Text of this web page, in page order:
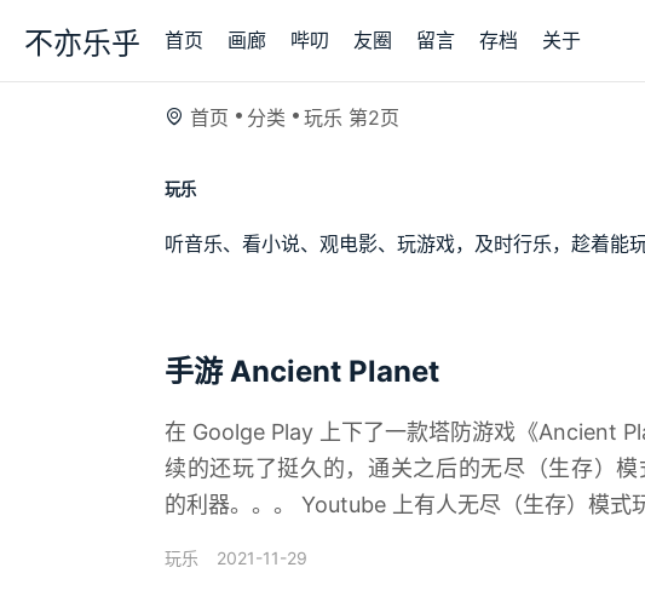
不亦乐乎 首页 画廊 哔叨 友圈 留言 存档 关于
首页 分类 玩乐 第2页
玩乐
听音乐、看小说、观电影、玩游戏，及时行乐，趁着能玩
手游 Ancient Planet
在 Goolge Play 上下了一款塔防游戏《Ancient
续的还玩了挺久的，通关之后的无尽（生存）模
的利器。。。 Youtube 上有人无尽（生存）模式
玩乐 2021-11-29